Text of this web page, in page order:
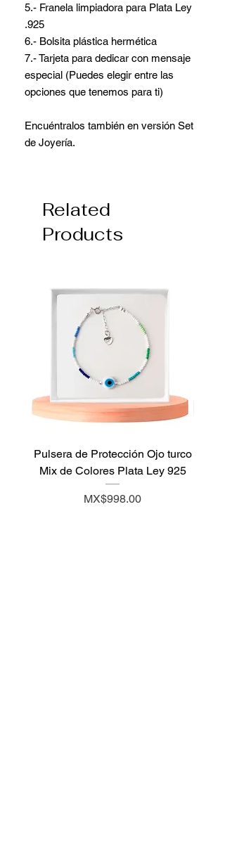
5.- Franela limpiadora para Plata Ley
.925
6.- Bolsita plástica hermética
7.- Tarjeta para dedicar con mensaje
especial (Puedes elegir entre las
opciones que tenemos para ti)
Encuéntralos también en versión Set
de Joyería.
Related
Products
Pulsera de Protección Ojo turco
Mix de Colores Plata Ley 925
Price
MX$998.00